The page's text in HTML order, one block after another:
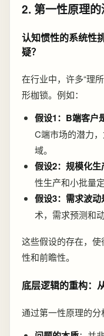
2. 第一性原理
认知惯性的系统性
疑？
在行业中，许多“理
形枷锁。例如：
假设1：B端客户
C端市场的潜力
域。
假设2：规模化
性生产和小批量
假设3：需求波
术，需求预测和
这些假设的存在，
性和前瞻性。
底层逻辑的重构：
通过第一性原理的分